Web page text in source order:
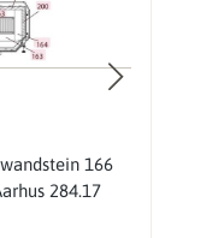
166
284.17